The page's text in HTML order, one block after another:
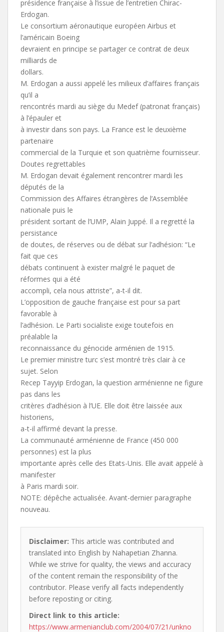
présidence française à l’issue de l’entretien Chirac-
Erdogan.
Le consortium aéronautique européen Airbus et
l’américain Boeing
devraient en principe se partager ce contrat de deux
milliards de
dollars.
M. Erdogan a aussi appelé les milieux d’affaires français
qu’il a
rencontrés mardi au siège du Medef (patronat français)
à l’épauler et
à investir dans son pays. La France est le deuxième
partenaire
commercial de la Turquie et son quatrième fournisseur.
Doutes regrettables
M. Erdogan devait également rencontrer mardi les
députés de la
Commission des Affaires étrangères de l’Assemblée
nationale puis le
président sortant de l’UMP, Alain Juppé. Il a regretté la
persistance
de doutes, de réserves ou de débat sur l’adhésion: “Le
fait que ces
débats continuent à exister malgré le paquet de
réformes qui a été
accompli, cela nous attriste”, a-t-il dit.
L’opposition de gauche française est pour sa part
favorable à
l’adhésion. Le Parti socialiste exige toutefois en
préalable la
reconnaissance du génocide arménien de 1915.
Le premier ministre turc s’est montré très clair à ce
sujet. Selon
Recep Tayyip Erdogan, la question arménienne ne figure
pas dans les
critères d’adhésion à l’UE. Elle doit être laissée aux
historiens,
a-t-il affirmé devant la presse.
La communauté arménienne de France (450 000
personnes) est la plus
importante après celle des Etats-Unis. Elle avait appelé à
manifester
à Paris mardi soir.
NOTE: dépêche actualisée. Avant-dernier paragraphe
nouveau.
Disclaimer: This article was contributed and
translated into English by Nahapetian Zhanna.
While we strive for quality, the views and accuracy
of the content remain the responsibility of the
contributor. Please verify all facts independently
before reposting or citing.
Direct link to this article:
https://www.armenianclub.com/2004/07/21/unkno